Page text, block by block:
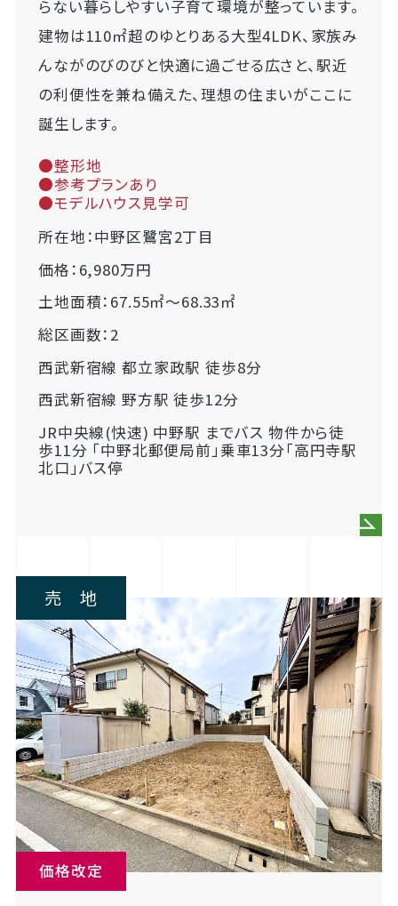
らない暮らしやすい子育て環境が整っています。
建物は110㎡超のゆとりある大型4LDK、家族み
んながのびのびと快適に過ごせる広さと、駅近
の利便性を兼ね備えた、理想の住まいがここに
誕生します。
●整形地
●参考プランあり
●モデルハウス見学可
所在地：中野区鷺宮2丁目
価格：6,980万円
土地面積：67.55㎡～68.33㎡
総区画数：2
西武新宿線 都立家政駅 徒歩8分
西武新宿線 野方駅 徒歩12分
JR中央線(快速) 中野駅 までバス 物件から徒
歩11分 「中野北郵便局前」乗車13分「高円寺駅
北口」バス停
売 地
価格改定